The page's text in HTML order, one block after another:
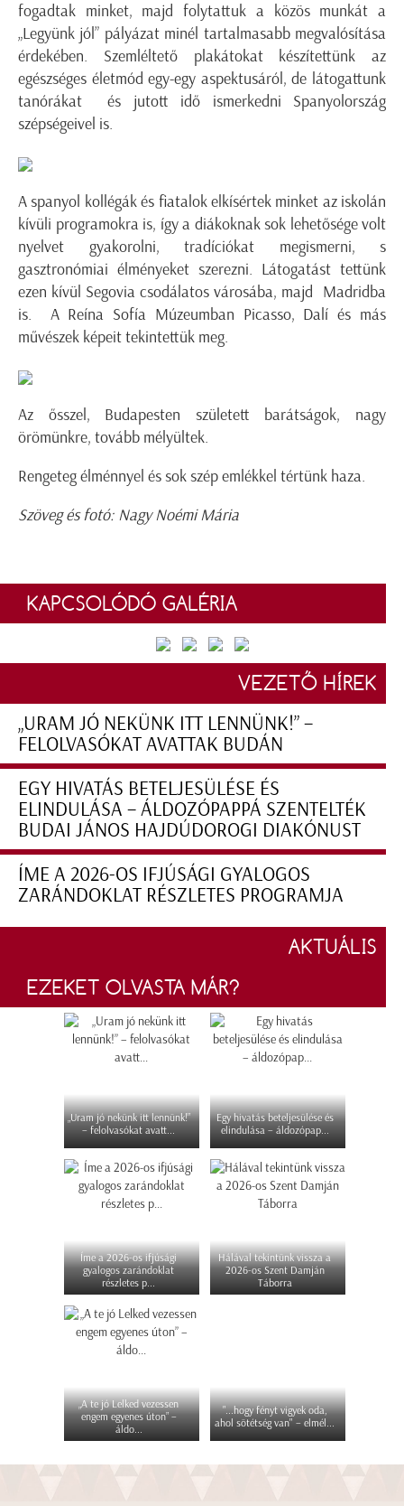
fogadtak minket, majd folytattuk a közös munkát a
„Legyünk jól” pályázat minél tartalmasabb megvalósítása
érdekében. Szemléltető plakátokat készítettünk az
egészséges életmód egy-egy aspektusáról, de látogattunk
tanórákat és jutott idő ismerkedni Spanyolország
szépségeivel is.
A spanyol kollégák és fiatalok elkísértek minket az iskolán
kívüli programokra is, így a diákoknak sok lehetősége volt
nyelvet gyakorolni, tradíciókat megismerni, s
gasztronómiai élményeket szerezni. Látogatást tettünk
ezen kívül Segovia csodálatos városába, majd Madridba
is. A Reína Sofía Múzeumban Picasso, Dalí és más
művészek képeit tekintettük meg.
Az ősszel, Budapesten született barátságok, nagy
örömünkre, tovább mélyültek.
Rengeteg élménnyel és sok szép emlékkel tértünk haza.
Szöveg és fotó: Nagy Noémi Mária
KAPCSOLÓDÓ GALÉRIA
VEZETŐ HÍREK
„URAM JÓ NEKÜNK ITT LENNÜNK!” –
FELOLVASÓKAT AVATTAK BUDÁN
EGY HIVATÁS BETELJESÜLÉSE ÉS
ELINDULÁSA – ÁLDOZÓPAPPÁ SZENTELTÉK
BUDAI JÁNOS HAJDÚDOROGI DIAKÓNUST
ÍME A 2026-OS IFJÚSÁGI GYALOGOS
ZARÁNDOKLAT RÉSZLETES PROGRAMJA
AKTUÁLIS
EZEKET OLVASTA MÁR?
„Uram jó nekünk itt lennünk!”
– felolvasókat avatt...
Egy hivatás beteljesülése és
elindulása – áldozópap...
Íme a 2026-os ifjúsági
gyalogos zarándoklat
részletes p...
Hálával tekintünk vissza a
2026-os Szent Damján
Táborra
„A te jó Lelked vezessen
engem egyenes úton” –
áldo...
"...hogy fényt vigyek oda,
ahol sötétség van" – elmél...